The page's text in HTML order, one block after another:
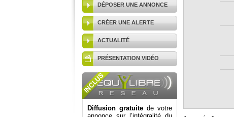
DÉPOSER UNE ANNONCE
CRÉER UNE ALERTE
ACTUALITÉ
PRÉSENTATION VIDÉO
Diffusion gratuite de votre